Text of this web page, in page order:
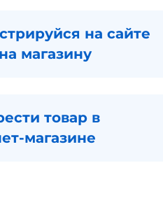
на сайте
магазину
товар в
магазине